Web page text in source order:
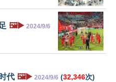
🖼️▶️ 2024/9/6
代 🖼️▶️ 2024/9/6 (32,346次)